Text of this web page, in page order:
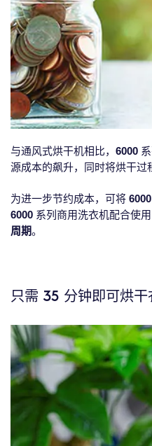
与通风式烘干机相比， 6000
源成本的飙升，同时将烘干过
为进一步节约成本，可将 6000
6000 系列商用洗衣机配合使
周期。
只需 35 分钟即可烘干